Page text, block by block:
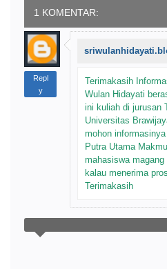
1 KOMENTAR:
Repl
y
Terimakasih
Wulan Hidayati
ini kuliah di jurusan
Universitas
mohon
Putra Utama
mahasiswa
kalau menerima
Terimakasih